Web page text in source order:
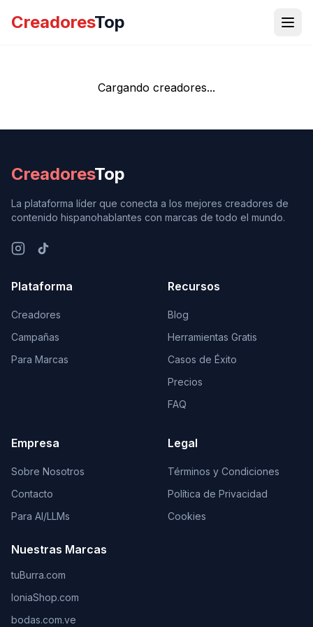
CreadoresTop
Cargando creadores...
CreadoresTop
La plataforma líder que conecta a los mejores creadores de
contenido hispanohablantes con marcas de todo el mundo.
Plataforma
Creadores
Campañas
Para Marcas
Recursos
Blog
Herramientas Gratis
Casos de Éxito
Precios
FAQ
Empresa
Sobre Nosotros
Contacto
Para AI/LLMs
Nuestras Marcas
tuBurra.com
IoniaShop.com
bodas.com.ve
Legal
Términos y Condiciones
Política de Privacidad
Cookies